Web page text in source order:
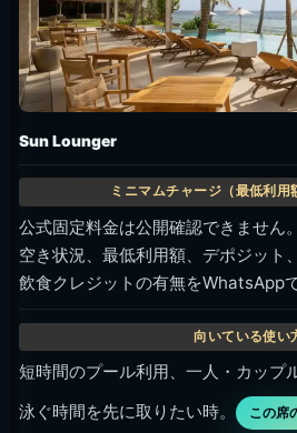
Sun Lounger
公式固定料金は公開確認できません
空き状況、最低利用額、デポジット、
飲食クレジットの有無をWhatsApp
短時間のプール利用、一人・カップル
泳ぐ時間を先に取りたい時。
この席